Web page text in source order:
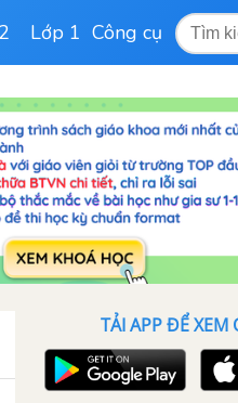
Lớp 1 Công cụ
TẢI APP ĐỂ XEM